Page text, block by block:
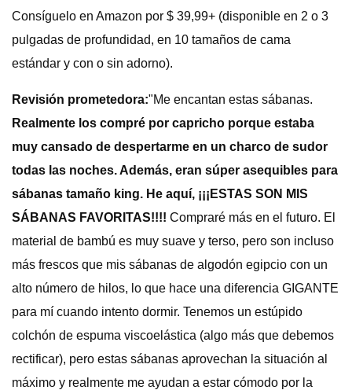
Consíguelo en Amazon por $ 39,99+ (disponible en 2 o 3
pulgadas de profundidad, en 10 tamaños de cama
estándar y con o sin adorno).
Revisión prometedora:"Me encantan estas sábanas.
Realmente los compré por capricho porque estaba
muy cansado de despertarme en un charco de sudor
todas las noches. Además, eran súper asequibles para
sábanas tamaño king. He aquí, ¡¡¡ESTAS SON MIS
SÁBANAS FAVORITAS!!!! Compraré más en el futuro. El
material de bambú es muy suave y terso, pero son incluso
más frescos que mis sábanas de algodón egipcio con un
alto número de hilos, lo que hace una diferencia GIGANTE
para mí cuando intento dormir. Tenemos un estúpido
colchón de espuma viscoelástica (algo más que debemos
rectificar), pero estas sábanas aprovechan la situación al
máximo y realmente me ayudan a estar cómodo por la